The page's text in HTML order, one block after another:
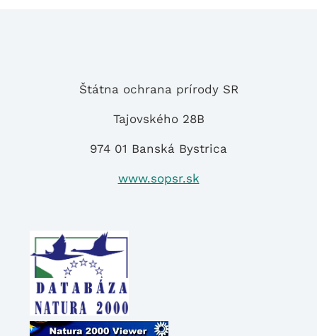
Štátna ochrana prírody SR
Tajovského 28B
974 01 Banská Bystrica
www.sopsr.sk